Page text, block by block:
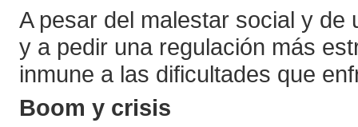
A pesar del malestar social y
y a pedir una regulación más
inmune a las dificultades que
Boom y crisis